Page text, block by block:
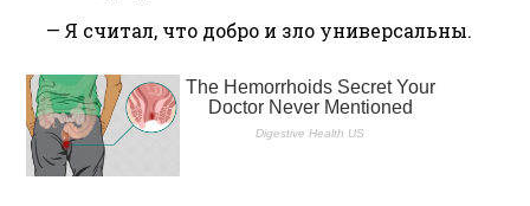
— Я считал, что добро и зло универсальны.